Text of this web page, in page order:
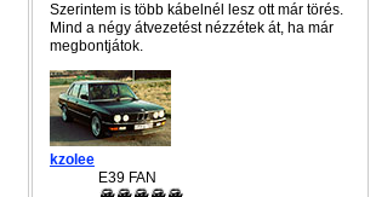
Szerintem is több kábelnél lesz ott már törés.
Mind a négy átvezetést nézzétek át, ha már
megbontjátok.
kzolee
E39 FAN